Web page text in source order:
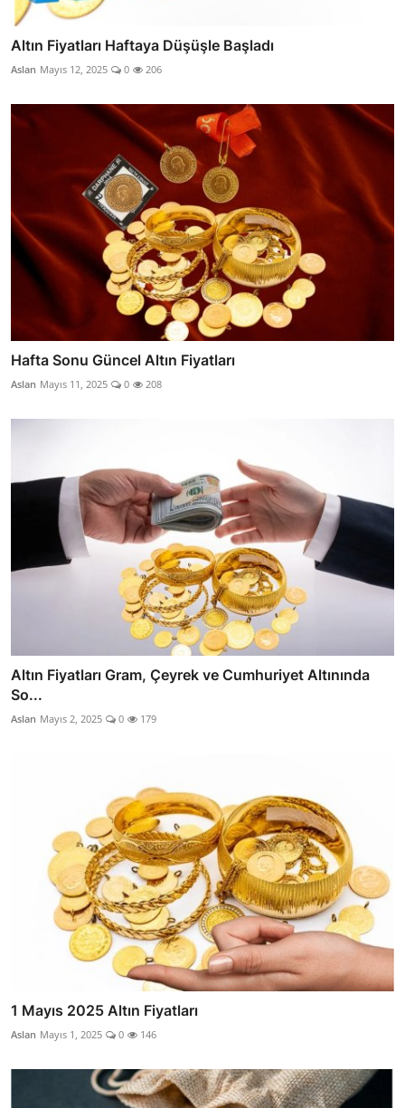
Altın Fiyatları Haftaya Düşüşle Başladı
Aslan Mayıs 12, 2025 0 206
Hafta Sonu Güncel Altın Fiyatları
Aslan Mayıs 11, 2025 0 208
Altın Fiyatları Gram, Çeyrek ve Cumhuriyet Altınında
So...
Aslan Mayıs 2, 2025 0 179
1 Mayıs 2025 Altın Fiyatları
Aslan Mayıs 1, 2025 0 146